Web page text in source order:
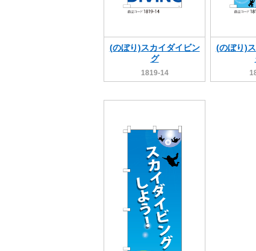
(のぼり)スカイダイビン
グ
1819-14
(のぼり)